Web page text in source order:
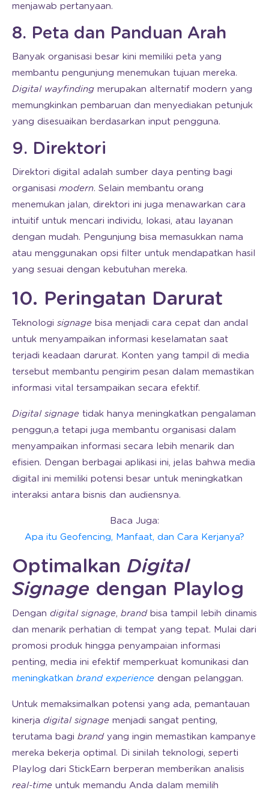
menjawab pertanyaan.
8. Peta dan Panduan Arah
Banyak organisasi besar kini memiliki peta yang
membantu pengunjung menemukan tujuan mereka.
Digital wayfinding merupakan alternatif modern yang
memungkinkan pembaruan dan menyediakan petunjuk
yang disesuaikan berdasarkan input pengguna.
9. Direktori
Direktori digital adalah sumber daya penting bagi
organisasi modern. Selain membantu orang
menemukan jalan, direktori ini juga menawarkan cara
intuitif untuk mencari individu, lokasi, atau layanan
dengan mudah. Pengunjung bisa memasukkan nama
atau menggunakan opsi filter untuk mendapatkan hasil
yang sesuai dengan kebutuhan mereka.
10. Peringatan Darurat
Teknologi signage bisa menjadi cara cepat dan andal
untuk menyampaikan informasi keselamatan saat
terjadi keadaan darurat. Konten yang tampil di media
tersebut membantu pengirim pesan dalam memastikan
informasi vital tersampaikan secara efektif.
Digital signage tidak hanya meningkatkan pengalaman
penggun,a tetapi juga membantu organisasi dalam
menyampaikan informasi secara lebih menarik dan
efisien. Dengan berbagai aplikasi ini, jelas bahwa media
digital ini memiliki potensi besar untuk meningkatkan
interaksi antara bisnis dan audiensnya.
Baca Juga:
Apa itu Geofencing, Manfaat, dan Cara Kerjanya?
Optimalkan Digital
Signage dengan Playlog
Dengan digital signage, brand bisa tampil lebih dinamis
dan menarik perhatian di tempat yang tepat. Mulai dari
promosi produk hingga penyampaian informasi
penting, media ini efektif memperkuat komunikasi dan
meningkatkan brand experience dengan pelanggan.
Untuk memaksimalkan potensi yang ada, pemantauan
kinerja digital signage menjadi sangat penting,
terutama bagi brand yang ingin memastikan kampanye
mereka bekerja optimal. Di sinilah teknologi, seperti
Playlog dari StickEarn berperan memberikan analisis
real-time untuk memandu Anda dalam memilih